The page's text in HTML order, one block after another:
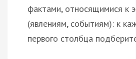
фактами, относящимися к
(явлениям, событиям): к
первого столбца